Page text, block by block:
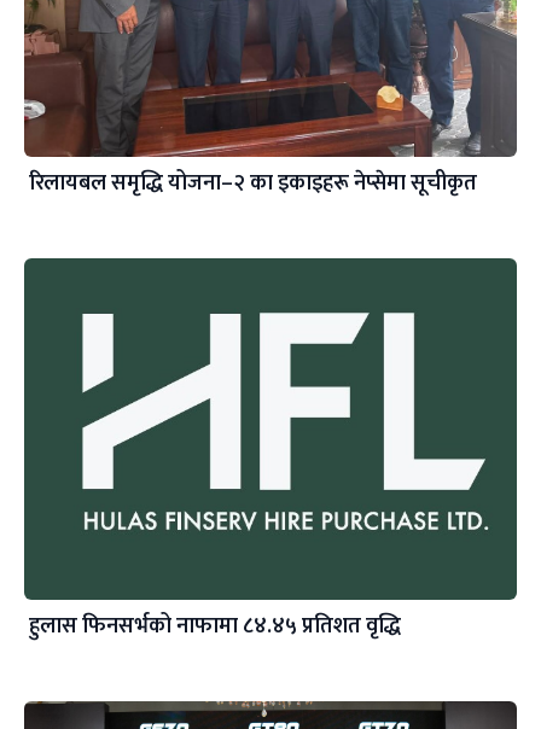
रिलायबल समृद्धि योजना–२ का इकाइहरू नेप्सेमा सूचीकृत
हुलास फिनसर्भको नाफामा ८४.४५ प्रतिशत वृद्धि